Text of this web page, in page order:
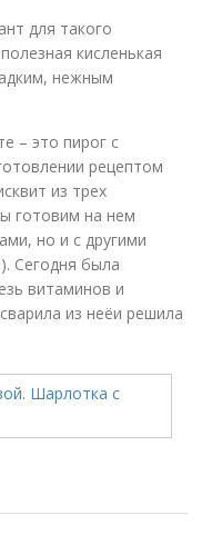
для такого
кисленькая
нежным
– это пирог с
рецептом
из трех
готовим на нем
но и с другими
Сегодня была
витаминов и
из неёи решила